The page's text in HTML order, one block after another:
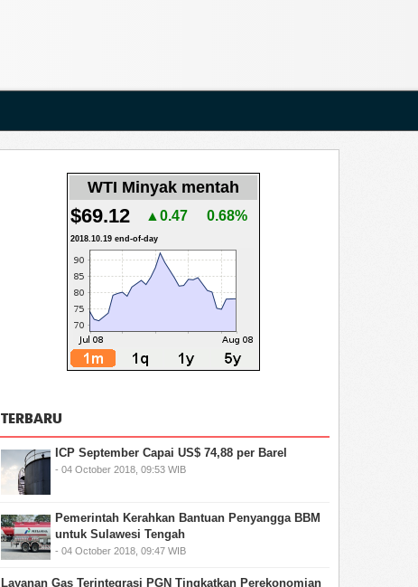
WTI Minyak mentah
$69.12 ▲0.47 0.68%
2018.10.19 end-of-day
TERBARU
ICP September Capai US$ 74,88 per Barel
- 04 October 2018, 09:53 WIB
Pemerintah Kerahkan Bantuan Penyangga BBM
untuk Sulawesi Tengah
- 04 October 2018, 09:47 WIB
Layanan Gas Terintegrasi PGN Tingkatkan Perekonomian